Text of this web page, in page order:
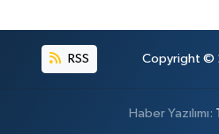
RSS Copyright ©
Haber Yazılımı: